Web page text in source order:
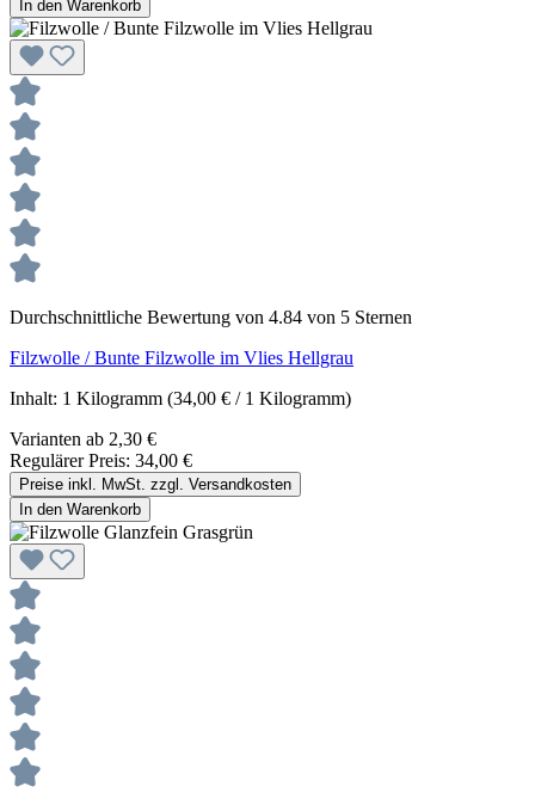
In den Warenkorb
Durchschnittliche Bewertung von 4.84 von 5 Sternen
Filzwolle / Bunte Filzwolle im Vlies Hellgrau
Inhalt: 1 Kilogramm (34,00 € / 1 Kilogramm)
Varianten ab 2,30 €
Regulärer Preis: 34,00 €
Preise inkl. MwSt. zzgl. Versandkosten
In den Warenkorb